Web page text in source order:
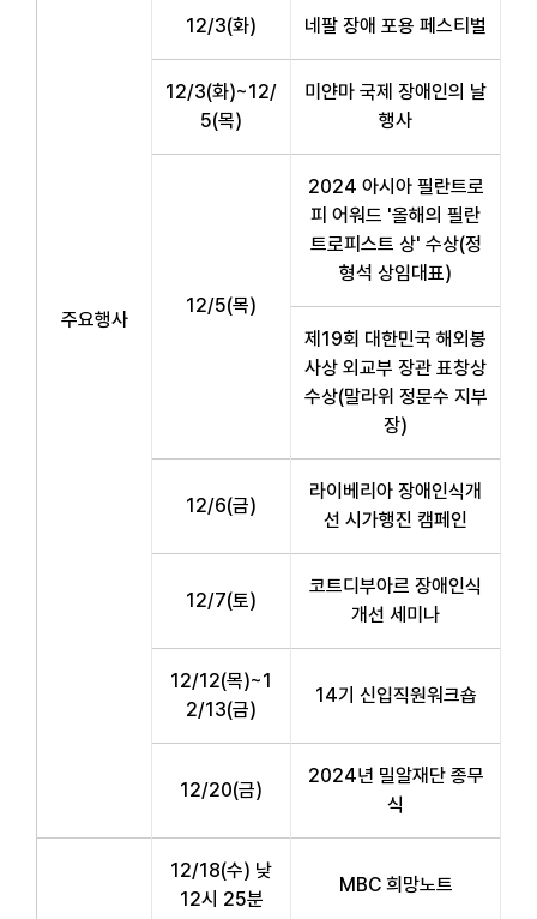
주요행사
12/3(화) 네팔 장애 포용 페스티벌
12/3(화)~12/
5(목)
미얀마 국제 장애인의 날
행사
12/5(목)
2024 아시아 필란트로
피 어워드 '올해의 필란
트로피스트 상' 수상(정
형석 상임대표)
제19회 대한민국 해외봉
사상 외교부 장관 표창상
수상(말라위 정문수 지부
장)
12/6(금)
라이베리아 장애인식개
선 시가행진 캠페인
12/7(토)
코트디부아르 장애인식
개선 세미나
12/12(목)~1
2/13(금)
14기 신입직원워크숍
12/20(금)
2024년 밀알재단 종무
식
12/18(수) 낮
12시 25분
MBC 희망노트